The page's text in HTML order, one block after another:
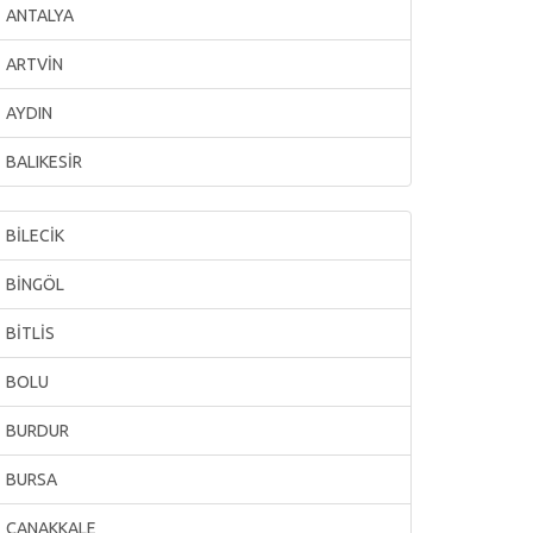
ANTALYA
ARTVİN
AYDIN
BALIKESİR
BİLECİK
BİNGÖL
BİTLİS
BOLU
BURDUR
BURSA
ÇANAKKALE